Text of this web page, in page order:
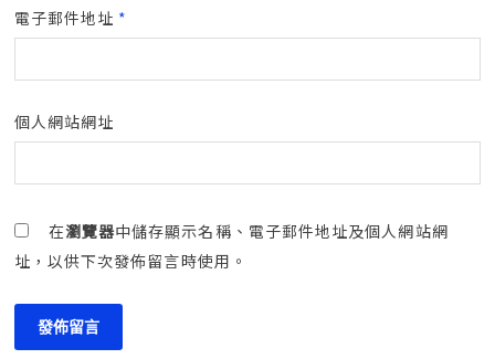
電子郵件地址 *
個人網站網址
在瀏覽器中儲存顯示名稱、電子郵件地址及個人網站網
址，以供下次發佈留言時使用。